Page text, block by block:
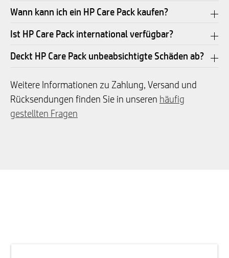
Wann kann ich ein HP Care Pack kaufen?
Ist HP Care Pack international verfügbar?
Deckt HP Care Pack unbeabsichtigte Schäden ab?
Weitere Informationen zu Zahlung, Versand und
Rücksendungen finden Sie in unseren häufig
gestellten Fragen